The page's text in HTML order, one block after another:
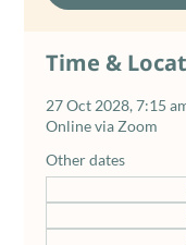
Time &
27 Oct 2028, 7:15
Online via Zoom
Other dates